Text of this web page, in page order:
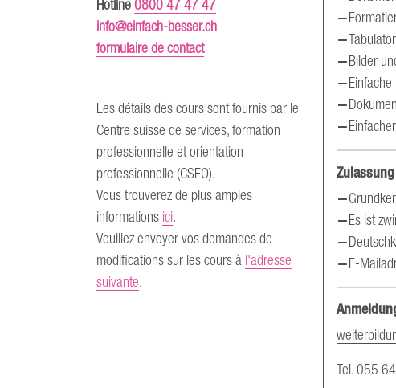
Hotline0800 47 47 47
info@einfach-besser.ch
formulaire de contact
Les détails des cours sont fournis par le
Centre suisse de services, formation
professionnelle et orientation
professionnelle (CSFO).
Vous trouverez de plus amples
informations ici.
Veuillez envoyer vos demandes de
modifications sur les cours à l'adresse
suivante.
Bilder
Zulassung
Es ist
E-
Tel. 055